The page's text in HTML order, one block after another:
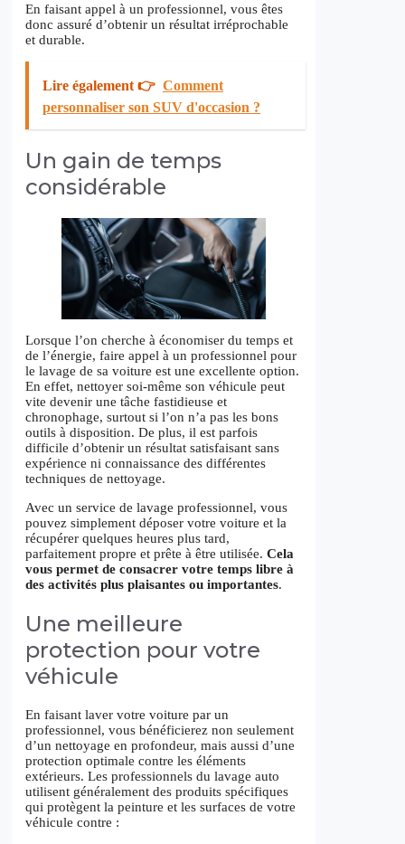
En faisant appel à un professionnel, vous êtes
donc assuré d’obtenir un résultat irréprochable
et durable.
Lire également 👉 Comment
personnaliser son SUV d'occasion ?
Un gain de temps
considérable
Lorsque l’on cherche à économiser du temps et
de l’énergie, faire appel à un professionnel pour
le lavage de sa voiture est une excellente option.
En effet, nettoyer soi-même son véhicule peut
vite devenir une tâche fastidieuse et
chronophage, surtout si l’on n’a pas les bons
outils à disposition. De plus, il est parfois
difficile d’obtenir un résultat satisfaisant sans
expérience ni connaissance des différentes
techniques de nettoyage.
Avec un service de lavage professionnel, vous
pouvez simplement déposer votre voiture et la
récupérer quelques heures plus tard,
parfaitement propre et prête à être utilisée. Cela
vous permet de consacrer votre temps libre à
des activités plus plaisantes ou importantes.
Une meilleure
protection pour votre
véhicule
En faisant laver votre voiture par un
professionnel, vous bénéficierez non seulement
d’un nettoyage en profondeur, mais aussi d’une
protection optimale contre les éléments
extérieurs. Les professionnels du lavage auto
utilisent généralement des produits spécifiques
qui protègent la peinture et les surfaces de votre
véhicule contre :